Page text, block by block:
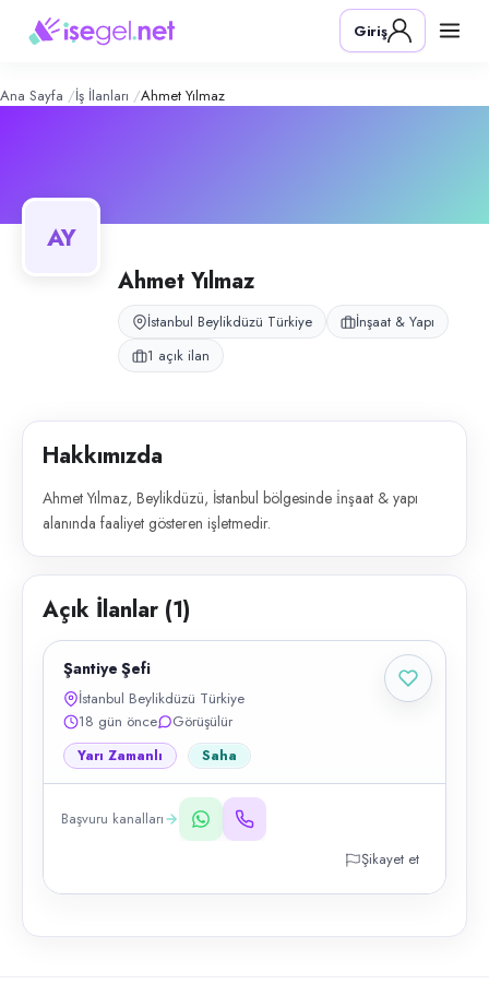
Yılmaz – Şirket Profili
Konum:
Ahmet Yılmaz, Beylikdüzü, İstanbul bölgesinde i̇nşaat & yapı
Giriş
Ana Sayfa İş İlanları Ahmet Yılmaz
AY
Ahmet Yılmaz
İstanbul Beylikdüzü Türkiye
İnşaat & Yapı
1 açık ilan
Hakkımızda
Ahmet Yılmaz, Beylikdüzü, İstanbul bölgesinde i̇nşaat & yapı
alanında faaliyet gösteren işletmedir.
Açık İlanlar (1)
Şantiye Şefi
İstanbul Beylikdüzü Türkiye
18 gün önce
Görüşülür
Yarı Zamanlı Saha
Başvuru kanalları
Şikayet et